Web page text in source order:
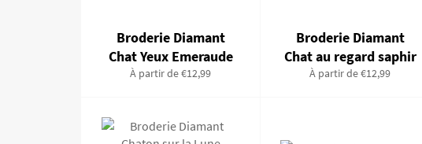
Broderie Diamant
Chat Yeux Emeraude
À partir de €12,99
Broderie Diamant
Chat au regard saphir
À partir de €12,99